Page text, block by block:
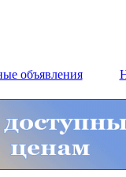
объявления